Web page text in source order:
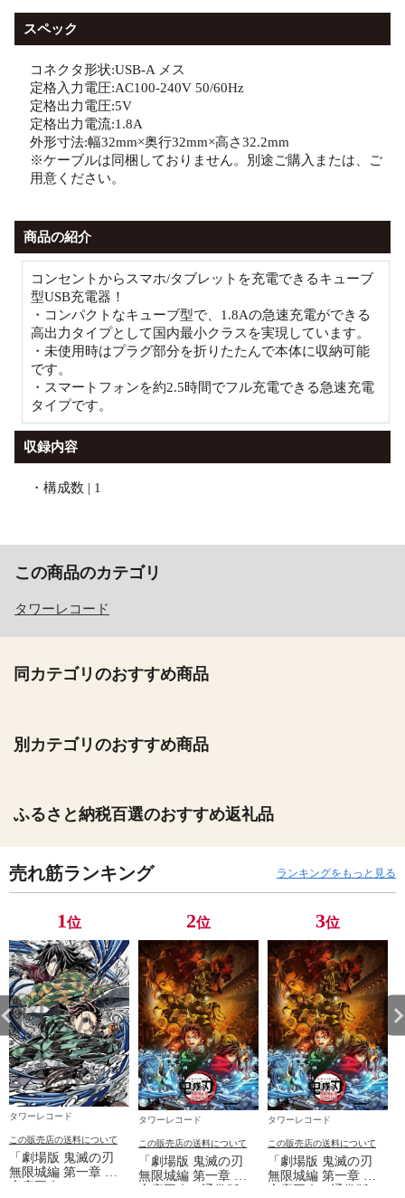
スペック
コネクタ形状:USB-A メス
定格入力電圧:AC100-240V 50/60Hz
定格出力電圧:5V
定格出力電流:1.8A
外形寸法:幅32mm×奥行32mm×高さ32.2mm
※ケーブルは同梱しておりません。別途ご購入または、ご
用意ください。
商品の紹介
コンセントからスマホ/タブレットを充電できるキューブ
型USB充電器！
・コンパクトなキューブ型で、1.8Aの急速充電ができる
高出力タイプとして国内最小クラスを実現しています。
・未使用時はプラグ部分を折りたたんで本体に収納可能
です。
・スマートフォンを約2.5時間でフル充電できる急速充電
タイプです。
収録内容
・構成数 | 1
この商品のカテゴリ
タワーレコード
同カテゴリのおすすめ商品
別カテゴリのおすすめ商品
ふるさと納税百選のおすすめ返礼品
売れ筋ランキング ランキングをもっと見る
1位
タワーレコード
この販売店の送料について
「劇場版 鬼滅の刃
無限城編 第一章 猗
窩座再来
2位
タワーレコード
この販売店の送料について
「劇場版 鬼滅の刃
無限城編 第一章 猗
窩座再来＜通常版
3位
タワーレコード
この販売店の送料について
「劇場版 鬼滅の刃
無限城編 第一章 猗
窩座再来＜通常版